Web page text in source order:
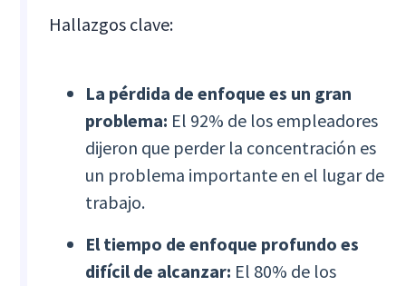
Hallazgos clave:
La pérdida de enfoque es un gran
problema: El 92% de los empleadores
dijeron que perder la concentración es
un problema importante en el lugar de
trabajo.
El tiempo de enfoque profundo es
difícil de alcanzar: El 80% de los